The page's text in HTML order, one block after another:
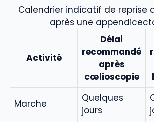
Calendrier indicatif de reprise
après une
Activité
Délai
recommandé
après
cœlioscopie
Marche
Quelques
jours